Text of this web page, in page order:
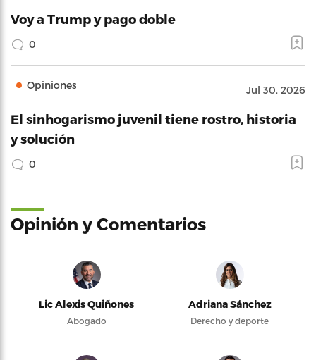
Voy a Trump y pago doble
0
Opiniones Jul 30, 2026
El sinhogarismo juvenil tiene rostro, historia
y solución
0
Opinión y Comentarios
Lic Alexis Quiñones
Abogado
Adriana Sánchez
Derecho y deporte